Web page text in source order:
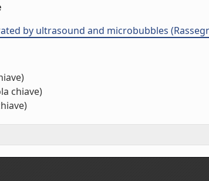
by ultrasound and microbubbles
chiave)